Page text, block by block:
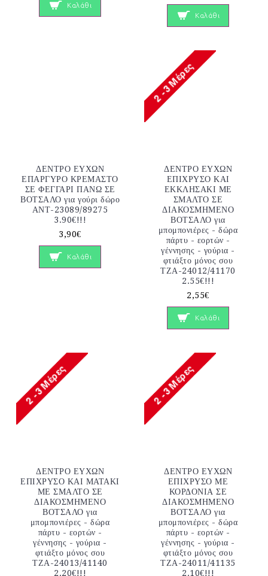
Καλάθι
Καλάθι
ΔΕΝΤΡΟ ΕΥΧΩΝ
ΕΠΑΡΓΥΡΟ ΚΡΕΜΑΣΤΟ
ΣΕ ΦΕΓΓΑΡΙ ΠΑΝΩ ΣΕ
ΒΟΤΣΑΛΟ για γούρι δώρο
ΑΝΤ-23089/89275
3.90€!!!
3,90€
Καλάθι
ΔΕΝΤΡΟ ΕΥΧΩΝ
ΕΠΙΧΡΥΣΟ ΚΑΙ
ΕΚΚΛΗΣΑΚΙ ΜΕ
ΣΜΑΛΤΟ ΣΕ
ΔΙΑΚΟΣΜΗΜΕΝΟ
ΒΟΤΣΑΛΟ για
μπομπονιέρες - δώρα
πάρτυ - εορτών -
γέννησης - γούρια -
φτιάξτο μόνος σου
ΤΖΑ-24012/41170
2.55€!!!
2,55€
Καλάθι
ΔΕΝΤΡΟ ΕΥΧΩΝ
ΕΠΙΧΡΥΣΟ ΚΑΙ ΜΑΤΑΚΙ
ΜΕ ΣΜΑΛΤΟ ΣΕ
ΔΙΑΚΟΣΜΗΜΕΝΟ
ΒΟΤΣΑΛΟ για
μπομπονιέρες - δώρα
πάρτυ - εορτών -
γέννησης - γούρια -
φτιάξτο μόνος σου
ΤΖΑ-24013/41140
2.20€!!!
ΔΕΝΤΡΟ ΕΥΧΩΝ
ΕΠΙΧΡΥΣΟ ΜΕ
ΚΟΡΔΟΝΙΑ ΣΕ
ΔΙΑΚΟΣΜΗΜΕΝΟ
ΒΟΤΣΑΛΟ για
μπομπονιέρες - δώρα
πάρτυ - εορτών -
γέννησης - γούρια -
φτιάξτο μόνος σου
ΤΖΑ-24011/41135
2.10€!!!